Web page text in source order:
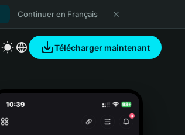
Continuer en Français
Télécharger maintenant